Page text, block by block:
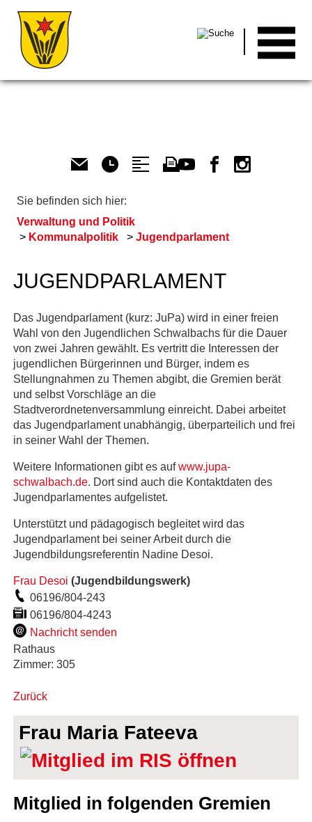
Sie befinden sich hier:
Verwaltung und Politik
Kommunalpolitik
Jugendparlament
JUGENDPARLAMENT
Das Jugendparlament (kurz: JuPa) wird in einer freien
Wahl von den Jugendlichen Schwalbachs für die Dauer
von zwei Jahren gewählt. Es vertritt die Interessen der
jugendlichen Bürgerinnen und Bürger, indem es
Stellungnahmen zu Themen abgibt, die Gremien berät
und selbst Vorschläge an die
Stadtverordnetenversammlung einreicht. Dabei arbeitet
das Jugendparlament unabhängig, überparteilich und frei
in seiner Wahl der Themen.
Weitere Informationen gibt es aufwww.jupa-
schwalbach.de. Dort sind auch die Kontaktdaten des
Jugendparlamentes aufgelistet.
Unterstützt und pädagogisch begleitet wird das
Jugendparlament bei seiner Arbeit durch die
Jugendbildungsreferentin Nadine Desoi.
Frau Desoi (Jugendbildungswerk)
06196/804-243
06196/804-4243
Nachricht senden
Rathaus
Zimmer: 305
Zurück
Frau Maria Fateeva
Mitglied in folgenden Gremien